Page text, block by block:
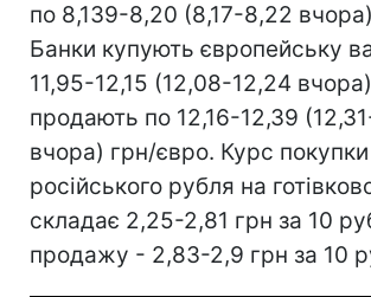
по 8,139-8,20 (8,17-8,22
Банки купують європейську
11,95-12,15 (12,08-12,24
продають по 12,16-12,39
вчора) грн/євро. Курс покупки
російського рубля на
складає 2,25-2,81 грн за 10
продажу - 2,83-2,9 грн за 10